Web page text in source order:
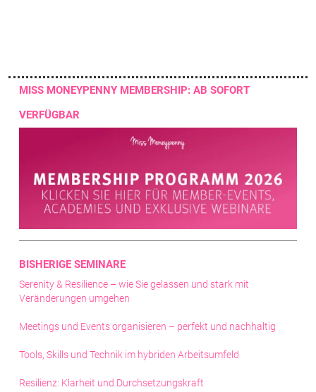
MISS MONEYPENNY MEMBERSHIP: AB SOFORT
VERFÜGBAR
BISHERIGE SEMINARE
Serenity & Resilience – wie Sie gelassen und stark mit
Veränderungen umgehen
Meetings und Events organisieren – perfekt und nachhaltig
Tools, Skills und Technik im hybriden Arbeitsumfeld
Resilienz: Klarheit und Durchsetzungskraft